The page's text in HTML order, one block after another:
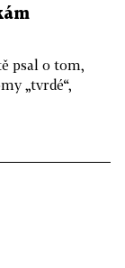
psal o tom,
„tvrdé“,